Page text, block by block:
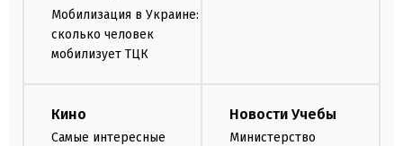
Мобилизация в Украине:
сколько человек
мобилизует ТЦК
Кино
Самые интересные
Новости Учебы
Министерство